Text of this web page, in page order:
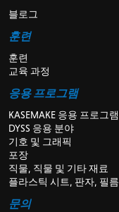
블로그
훈련
훈련
교육 과정
응용 프로그램
KASEMAKE 응용 프로그램
DYSS 응용 분야
기호 및 그래픽
포장
직물, 직물 및 기타 재료
플라스틱 시트, 판자, 필
문의